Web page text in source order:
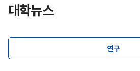
대학뉴스
연구